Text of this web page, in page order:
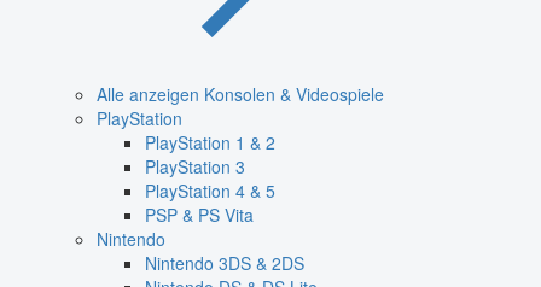
Alle anzeigen Konsolen & Videospiele
PlayStation
PlayStation 1 & 2
PlayStation 3
PlayStation 4 & 5
PSP & PS Vita
Nintendo
Nintendo 3DS & 2DS